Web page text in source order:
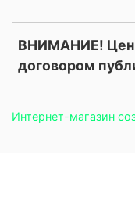
ВНИМАНИЕ!
договором
Интернет-магазин